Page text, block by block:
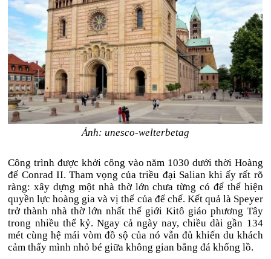
Ảnh: unesco-welterbetag
Công trình được khởi công vào năm 1030 dưới thời Hoàng
đế Conrad II. Tham vọng của triều đại Salian khi ấy rất rõ
ràng: xây dựng một nhà thờ lớn chưa từng có để thể hiện
quyền lực hoàng gia và vị thế của đế chế. Kết quả là Speyer
trở thành nhà thờ lớn nhất thế giới Kitô giáo phương Tây
trong nhiều thế kỷ. Ngay cả ngày nay, chiều dài gần 134
mét cùng hệ mái vòm đồ sộ của nó vẫn đủ khiến du khách
cảm thấy mình nhỏ bé giữa không gian bằng đá khổng lồ.